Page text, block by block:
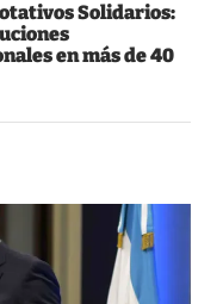
Solidarios:
en más de 40